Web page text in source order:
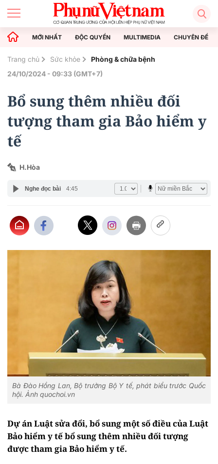
MỚI NHẤT ĐỘC QUYỀN MULTIMEDIA CHUYÊN ĐỀ
Trang chủ Sức khỏe
Phòng & chữa bệnh
24/10/2024 - 09:33 (GMT+7)
Bổ sung thêm nhiều đối
tượng tham gia Bảo hiểm y
tế
H.Hòa
Nghe đọc bài 4:45
Bà Đào Hồng Lan, Bộ trưởng Bộ Y tế, phát biểu trước Quốc
hội. Ảnh quochoi.vn
Dự án Luật sửa đổi, bổ sung một số điều của Luật
Bảo hiểm y tế bổ sung thêm nhiều đối tượng
được tham gia Bảo hiểm y tế.